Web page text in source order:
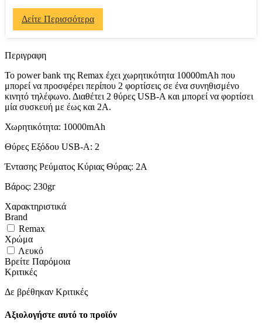
Δείτε Περισσότερα
Περιγραφη
Το power bank της Remax έχει χωρητικότητα 10000mAh που
μπορεί να προσφέρει περίπου 2 φορτίσεις σε ένα συνηθισμένο
κινητό τηλέφωνο. Διαθέτει 2 θύρες USB-A και μπορεί να φορτίσει
μία συσκευή με έως και 2Α.
Χωρητικότητα: 10000mAh
Θύρες Εξόδου USB-A: 2
Έντασης Ρεύματος Κύριας Θύρας: 2A
Βάρος: 230gr
Χαρακτηριστικά
Brand
Remax
Χρώμα
Λευκό
Βρείτε Παρόμοια
Κριτικές
Δε βρέθηκαν Κριτικές
Αξιολογήστε αυτό το προϊόν